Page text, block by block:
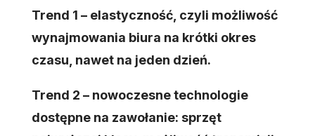
Trend 1 – elastyczność, czyli możliwość
wynajmowania biura na krótki okres
czasu, nawet na jeden dzień.
Trend 2 – nowoczesne technologie
dostępne na zawołanie: sprzęt